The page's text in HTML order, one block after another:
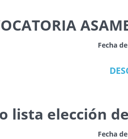
Fecha
lista elección
Fecha